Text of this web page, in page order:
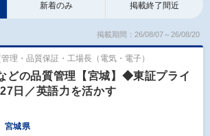
新着のみ 掲載終了間近
掲載期間：26/08/07～26/08/20
理・品質保証・工場長（電気・電子）
どの品質管理【宮城】◆東証プライ
日／英語力を活かす
宮城県